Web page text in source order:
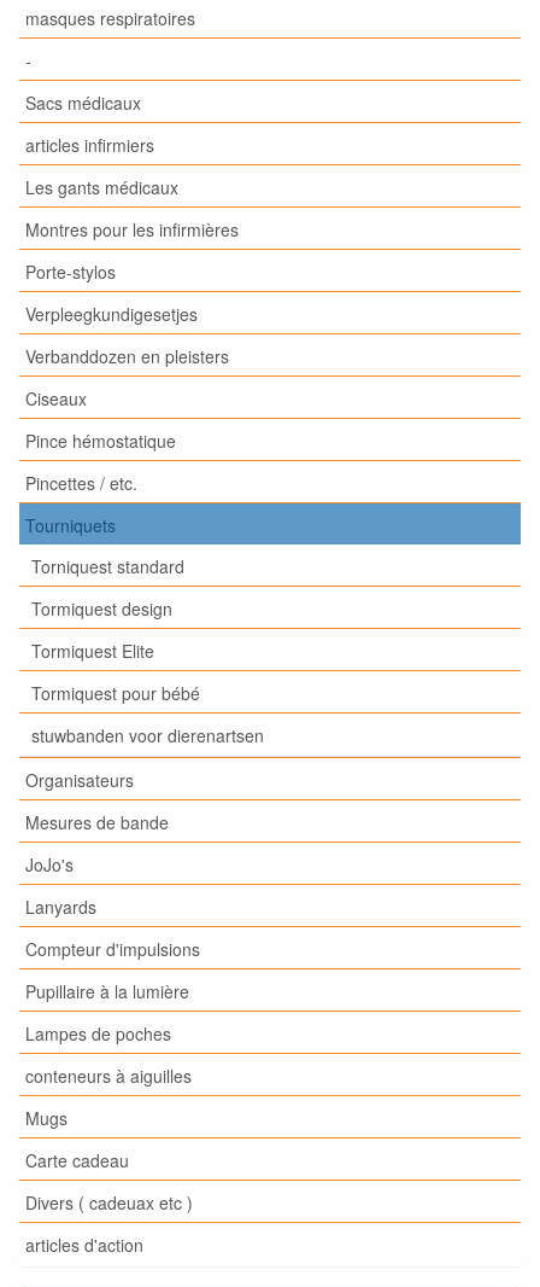
masques respiratoires
-
Sacs médicaux
articles infirmiers
Les gants médicaux
Montres pour les infirmières
Porte-stylos
Verpleegkundigesetjes
Verbanddozen en pleisters
Ciseaux
Pince hémostatique
Pincettes / etc.
Tourniquets
Torniquest standard
Tormiquest design
Tormiquest Elite
Tormiquest pour bébé
stuwbanden voor dierenartsen
Organisateurs
Mesures de bande
JoJo's
Lanyards
Compteur d'impulsions
Pupillaire à la lumière
Lampes de poches
conteneurs à aiguilles
Mugs
Carte cadeau
Divers ( cadeuax etc )
articles d'action